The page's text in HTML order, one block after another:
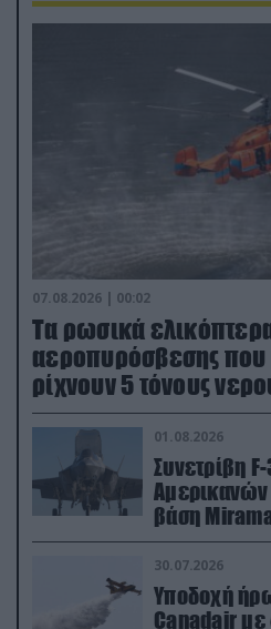
07.08.2026 | 00:02
Τα ρωσικά
αεροπυρόσβεσης
ρίχνουν 5 τόνους
01.08.2026
Συνετρίβη
βάση
30.07.2026
Υποδοχή
Canadair με